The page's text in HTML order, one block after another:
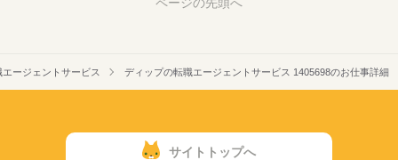
ージェントサービス ディップの転職エージェントサービス 1405698のお仕事詳細
サイトトップへ